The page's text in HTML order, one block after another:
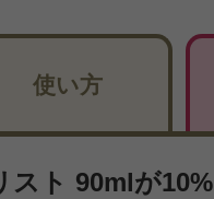
使い方
スト 90mlが